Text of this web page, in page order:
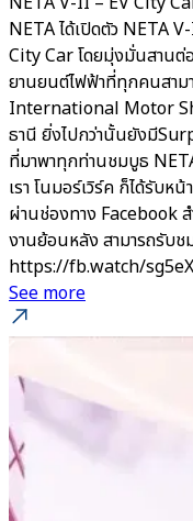
NETA ได้เปิดตัว NETA
City Car โดยมุ่งมั่นสานต่
ยานยนต์ไฟฟ้าที่ทุกคนสาม
International Motor
ธานี ยิ่งไปกว่านั้นยังมี
ที่มาพาทุกท่านชมบูธ
เรา โนมอร์เวิร์ค ก็ได้รับห
ผ่านช่องทาง Facebook
งานย้อนหลัง สามารถรับช
https://fb.watch/
See more